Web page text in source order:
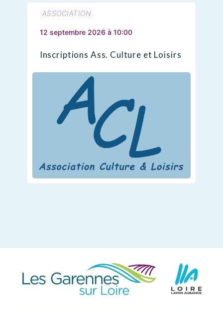
ASSOCIATION
12 septembre 2026 à 10:00
Inscriptions Ass. Culture et Loisirs